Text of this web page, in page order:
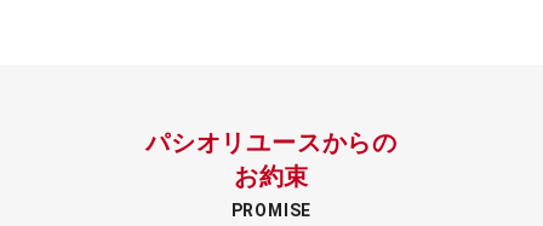
パシオリユースからの
お約束
PROMISE